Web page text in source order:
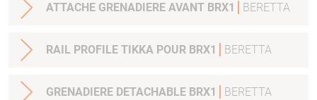
ATTACHE GRENADIERE AVANT BRX1 BERETTA
RAIL PROFILE TIKKA POUR BRX1 BERETTA
GRENADIERE DETACHABLE BRX1 BERETTA